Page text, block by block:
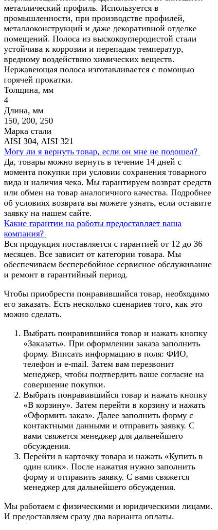
металлический профиль. Используется в
промышленности, при производстве профилей,
металлоконструкций и даже декоративной отделке
помещений. Полоса из выскокоуглеродистой стали
устойчива к коррозии и перепадам температур,
вредному воздействию химических веществ.
Нержавеющая полоса изготавливается с помощью
горячей прокатки.
Толщина, мм
4
Длина, мм
150, 200, 250
Марка стали
AISI 304, AISI 321
Могу ли я вернуть товар, если он мне не подошел?
Да, товары можно вернуть в течение 14 дней с
момента покупки при условии сохранения товарного
вида и наличия чека. Мы гарантируем возврат средств
или обмен на товар аналогичного качества. Подробнее
об условиях возврата вы можете узнать, если оставите
заявку на нашем сайте.
Какие гарантии на работы предоставляет ваша
компания?
Вся продукция поставляется с гарантией от 12 до 36
месяцев. Все зависит от категории товара. Мы
обеспечиваем бесперебойное сервисное обслуживание
и ремонт в гарантийный период.
Чтобы приобрести понравившийся товар, необходимо
его заказать. Есть несколько сценариев того, как это
можно сделать.
Выбрать понравившийся товар и нажать кнопку
«Заказать». При оформлении заказа заполнить
форму. Вписать информацию в поля: ФИО,
телефон и e-mail. Затем вам перезвонит
менеджер, чтобы подтвердить ваше согласие на
совершение покупки.
Выбрать понравившийся товар и нажать кнопку
«В корзину». Затем перейти в корзину и нажать
«Оформить заказ». Далее заполнить форму с
контактными данными и отправить заявку. С
вами свяжется менеджер для дальнейшего
обсуждения.
Перейти в карточку товара и нажать «Купить в
один клик». После нажатия нужно заполнить
форму и отправить заявку. С вами свяжется
менеджер для дальнейшего обсуждения.
Мы работаем с физическими и юридическими лицами.
И предоставляем сразу два варианта оплаты.